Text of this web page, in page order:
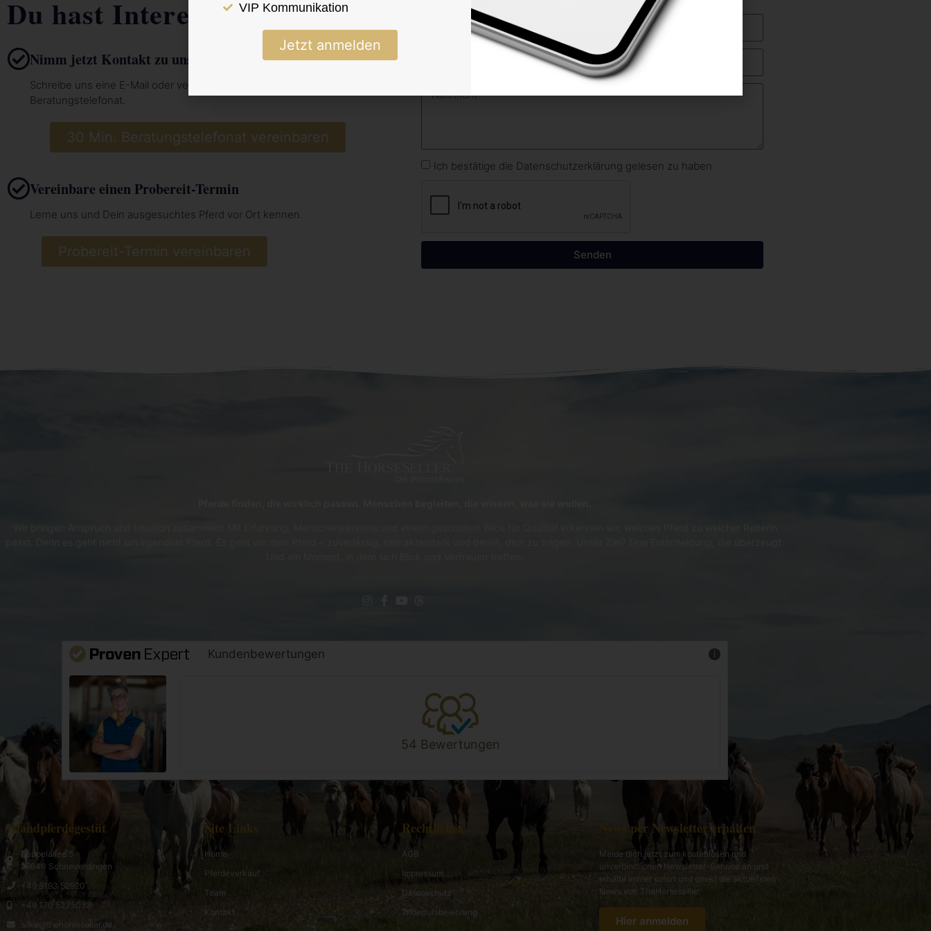
Du hast Interesse?
Nimm jetzt Kontakt zu uns auf
Schreibe uns eine E-Mail oder vereinbare hier dein 30 Min.
Beratungstelefonat.
30 Min. Beratungstelefonat vereinbaren
Vereinbare einen Probereit-Termin
Lerne uns und Dein ausgesuchtes Pferd vor Ort kennen.
Probereit-Termin vereinbaren
Ich bestätige die Datenschutzerklärung gelesen zu haben
Senden
Kundenbewertungen
54 Bewertungen
Islandpferdegestüt
Pappelallee 5
29640 Schneverdingen
+49 5193 52920
+49 170 5235038
silke@thehorseseller.de
Site Links
Home
Pferdeverkauf
Team
Kontakt
Rechtliches
AGB
Impressum
Datenschutz
Widerrufsbelehrung
News per Newsletter erhalten
Melde dich jetzt zum kostenlosen und
unverbindlichen Newsletter-Service an und
erhalte immer sofort und direkt die aktuellsten
News von TheHorseseller.
Hier anmelden
VIP Kommunikation
Jetzt anmelden